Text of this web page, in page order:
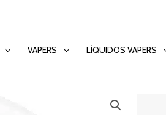
VAPERS LÍQUIDOS VAPERS
CHERRY COLA -10